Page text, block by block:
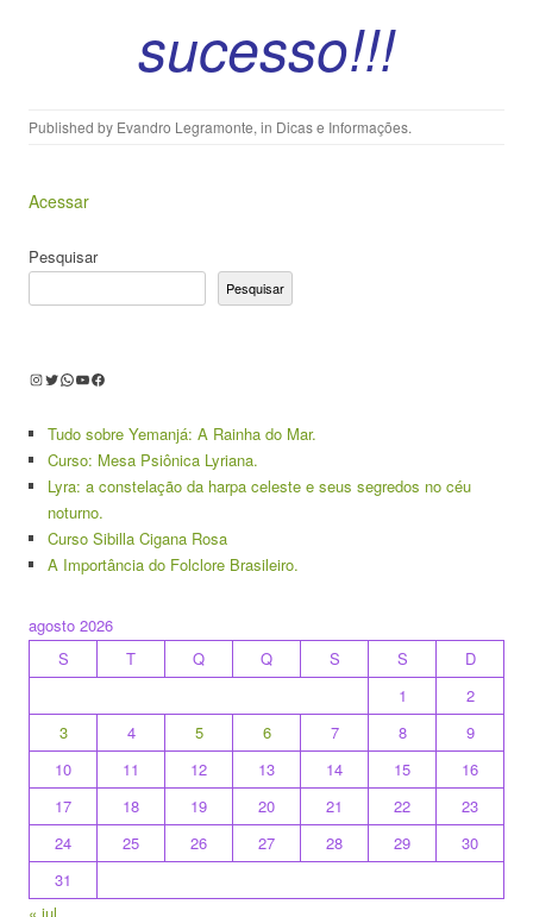
sucesso!!!
Published by Evandro Legramonte, in Dicas e Informações.
Acessar
Pesquisar
Pesquisar
Instagram
Twitter
WhatsApp
Youtube
Facebook
Tudo sobre Yemanjá: A Rainha do Mar.
Curso: Mesa Psiônica Lyriana.
Lyra: a constelação da harpa celeste e seus segredos no céu
noturno.
Curso Sibilla Cigana Rosa
A Importância do Folclore Brasileiro.
agosto 2026
S
T Q Q S S
D
1
2
3
4 5 6 7 8
9
10
11 12 13 14 15
16
17
18 19 20 21 22
23
24
25 26 27 28 29
30
31